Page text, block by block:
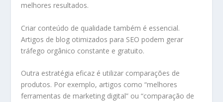
melhores resultados.
Criar conteúdo de qualidade também é essencial.
Artigos de blog otimizados para SEO podem gerar
tráfego orgânico constante e gratuito.
Outra estratégia eficaz é utilizar comparações de
produtos. Por exemplo, artigos como “melhores
ferramentas de marketing digital” ou “comparação de